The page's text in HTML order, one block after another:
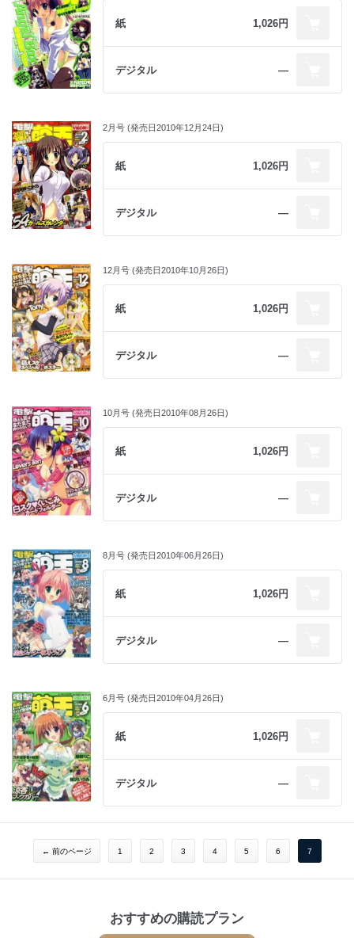
『びじゅあるロウきゅーぶ！』蒼山サグ×てぃんくる
『Ｒ・Ｇ・Ｂ！』鈴平ひろ×あごバリア
『こはるびより』みづきたけひと
『めいでん＊がーでん』Ｒｉｃｏ ｗｉｔｈ ｔａｃａ
『Ｒ・Ｇ・Ｂ！ ザ・コミック』シロガネヒナ×鈴平ひろ×あごバリ
ア
『ロウきゅーぶ！よんこま」三輪フタバ×蒼山サグ×てぃんくる
『ビオトープ』ハトポポコ ｅｔｃ．
…ほか
紙 1,026円
デジタル ―
2月号 (発売日2010年12月24日)
紙 1,026円
デジタル ―
12月号 (発売日2010年10月26日)
紙 1,026円
デジタル ―
10月号 (発売日2010年08月26日)
紙 1,026円
デジタル ―
8月号 (発売日2010年06月26日)
紙 1,026円
デジタル ―
6月号 (発売日2010年04月26日)
紙 1,026円
デジタル ―
← 前のページ 1 2 3 4 5 6 7
おすすめの購読プラン